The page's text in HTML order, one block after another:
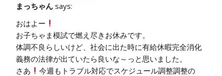
まっちゃん says:
おはよー
お子ちゃま模試で燃え尽きお休みです。
体調不良らしいけど、社会に出た時に有給休暇完全消化
義務の法律が出ていたら良いな～っと思いました。
さあ
今週もトラブル対応でスケジュール調整調整の